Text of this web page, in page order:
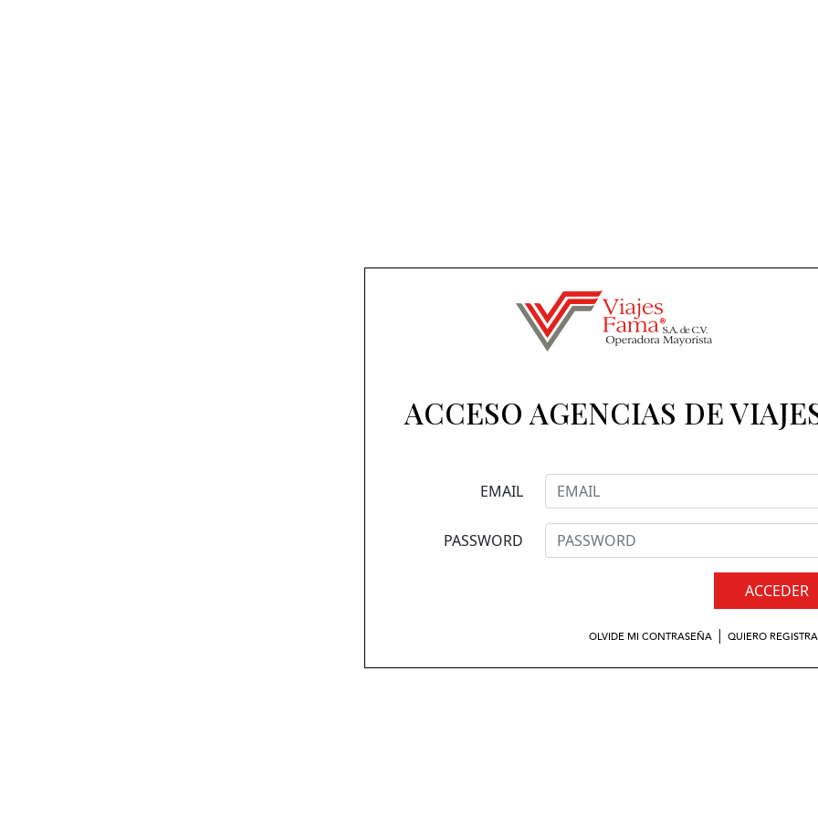
ACCESO AGENCIAS DE
EMAIL
PASSWORD
ACCEDER
OLVIDE MI CONTRASEÑA| QUIERO